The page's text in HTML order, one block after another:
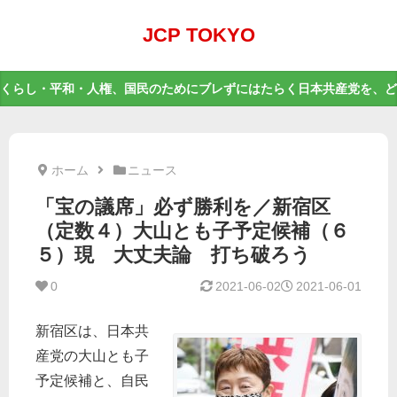
JCP TOKYO
くらし・平和・人権、国民のためにブレずにはたらく日本共産党を、
ホーム ニュース
「宝の議席」必ず勝利を／新宿区
（定数４）大山とも子予定候補（６
５）現 大丈夫論 打ち破ろう
0 2021-06-01
2021-06-02
新宿区は、日本共
産党の大山とも子
予定候補と、自民